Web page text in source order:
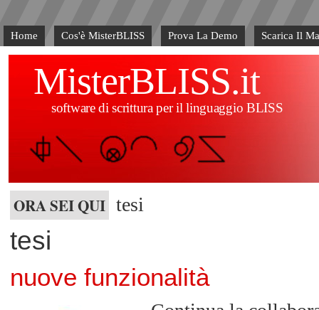
Home Cos'è MisterBLISS Prova La Demo Scarica Il
MisterBLISS.it
software di scrittura per il linguaggio BLISS
ORA SEI QUI tesi
tesi
nuove funzionalità